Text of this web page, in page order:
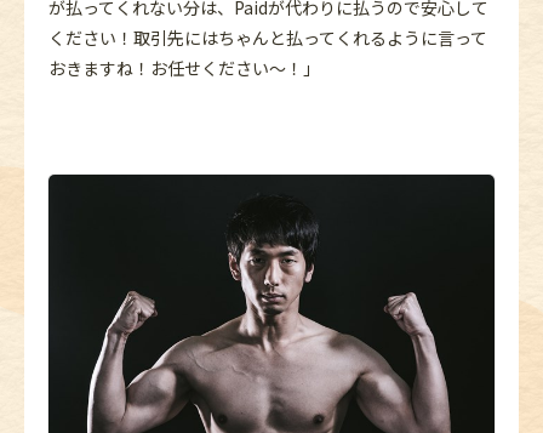
が払ってくれない分は、Paidが代わりに払うので安心して
ください！取引先にはちゃんと払ってくれるように言って
おきますね！お任せください～！」